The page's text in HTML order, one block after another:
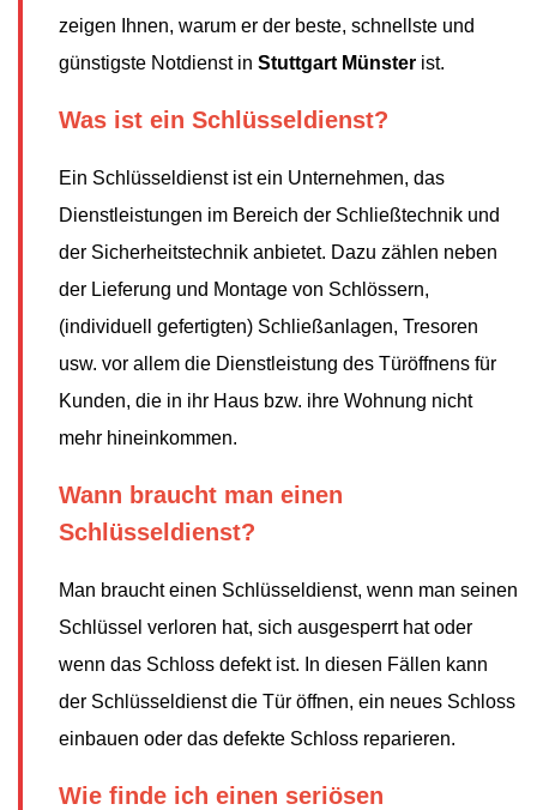
zeigen Ihnen, warum er der beste, schnellste und
günstigste Notdienst in Stuttgart Münster ist.
Was ist ein Schlüsseldienst?
Ein Schlüsseldienst ist ein Unternehmen, das
Dienstleistungen im Bereich der Schließtechnik und
der Sicherheitstechnik anbietet. Dazu zählen neben
der Lieferung und Montage von Schlössern,
(individuell gefertigten) Schließanlagen, Tresoren
usw. vor allem die Dienstleistung des Türöffnens für
Kunden, die in ihr Haus bzw. ihre Wohnung nicht
mehr hineinkommen.
Wann braucht man einen
Schlüsseldienst?
Man braucht einen Schlüsseldienst, wenn man seinen
Schlüssel verloren hat, sich ausgesperrt hat oder
wenn das Schloss defekt ist. In diesen Fällen kann
der Schlüsseldienst die Tür öffnen, ein neues Schloss
einbauen oder das defekte Schloss reparieren.
Wie finde ich einen seriösen